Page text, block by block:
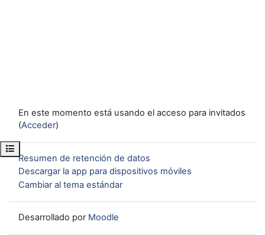
Abrir índice del curso
En este momento está usando el acceso para invitados
(Acceder)
Resumen de retención de datos
Descargar la app para dispositivos móviles
Cambiar al tema estándar
Desarrollado por Moodle